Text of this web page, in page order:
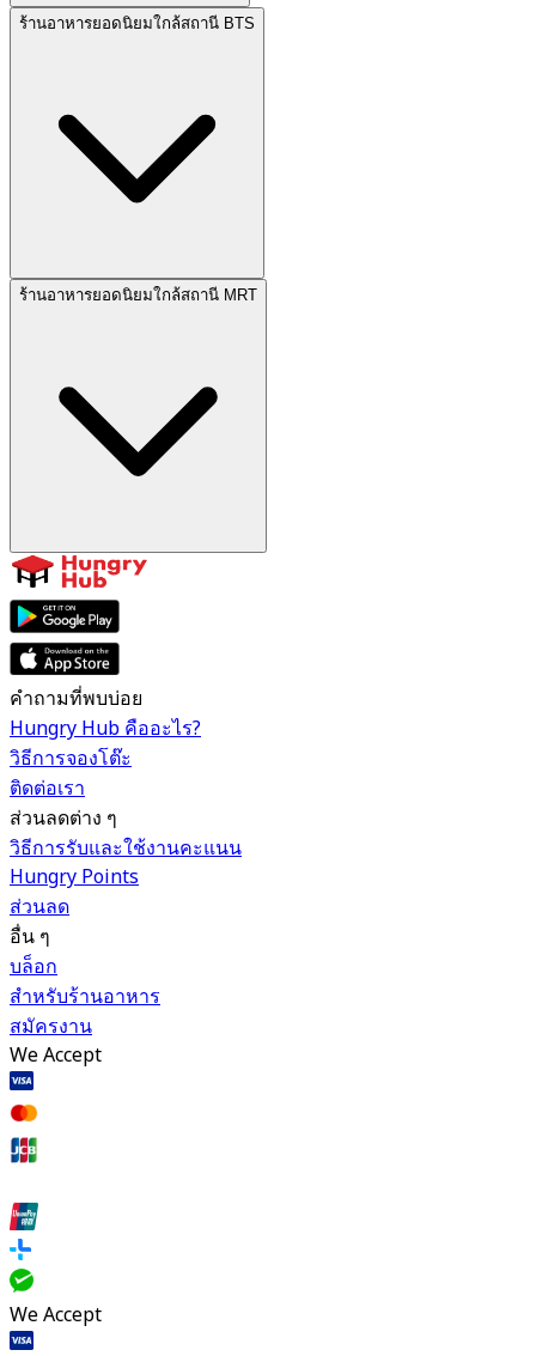
ร้านอาหารยอดนิยมใกล้สถานี BTS
ร้านอาหารยอดนิยมใกล้สถานี MRT
คำถามที่พบบ่อย
Hungry Hub คืออะไร?
วิธีการจองโต๊ะ
ติดต่อเรา
ส่วนลดต่าง ๆ
วิธีการรับและใช้งานคะแนน
Hungry Points
ส่วนลด
อื่น ๆ
บล็อก
สำหรับร้านอาหาร
สมัครงาน
We Accept
We Accept